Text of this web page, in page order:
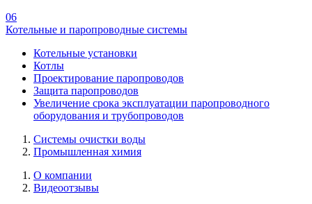
06
Котельные и паропроводные системы
Котельные установки
Котлы
Проектирование паропроводов
Защита паропроводов
Увеличение срока эксплуатации паропроводного
оборудования и трубопроводов
Системы очистки воды
Промышленная химия
О компании
Видеоотзывы